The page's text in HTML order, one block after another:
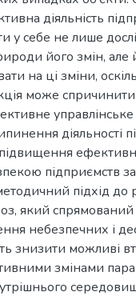
діяльність
у себе не лише
його змін, але
на ці зміни,
може
діяльності
підприємств
підхід до
який
небезпечних і
знизити можливі
змінами